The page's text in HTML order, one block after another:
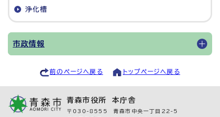
浄化槽
市政情報
前のページへ戻る トップページへ戻る
青森市役所 本庁舎
〒030-8555 青森市中央一丁目22-5